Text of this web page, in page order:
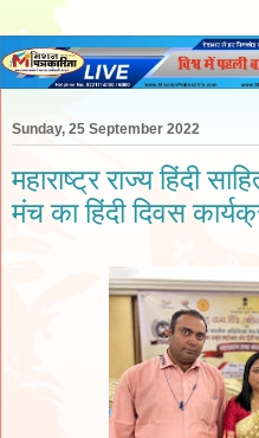
Sunday, 25 September 2022
महाराष्ट्र राज्य हिंदी
मंच का हिंदी दिवस